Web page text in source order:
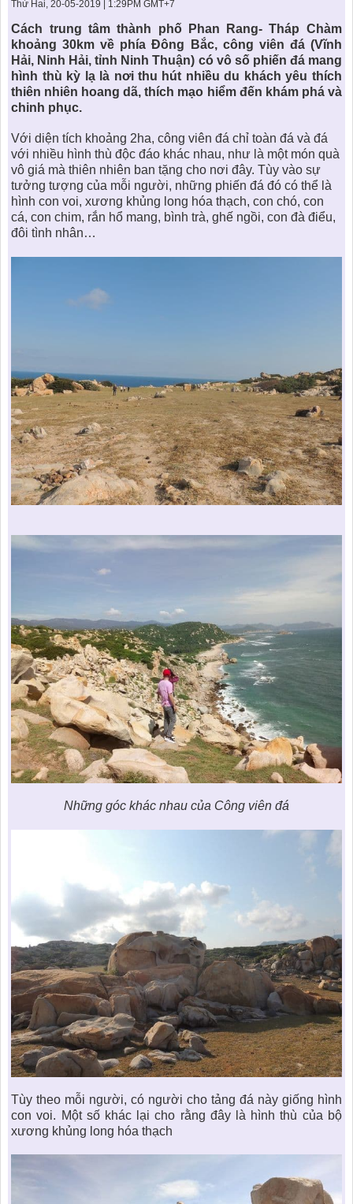
THÀNH ĐÔNG VỚI XÃ HÔI
BẮC
THƯ VIỆN PHÁP LUẬT
LIÊN HỆ & GIẢI ĐÁP
KIẾN TRÚC & PHONG THUỶ
TIN TỨC CÔNG TY
TIN TỨC TỔNG HỢP
Thứ Hai, 20-05-2019 | 1:29PM GMT+7
Cách trung tâm thành phố Phan Rang- Tháp Chàm
khoảng 30km về phía Đông Bắc, công viên đá (Vĩnh
Hải, Ninh Hải, tỉnh Ninh Thuận) có vô số phiến đá mang
hình thù kỳ lạ là nơi thu hút nhiều du khách yêu thích
thiên nhiên hoang dã, thích mạo hiểm đến khám phá và
chinh phục.
Với diện tích khoảng 2ha, công viên đá chỉ toàn đá và đá
với nhiều hình thù độc đáo khác nhau, như là một món quà
vô giá mà thiên nhiên ban tặng cho nơi đây. Tùy vào sự
tưởng tượng của mỗi người, những phiến đá đó có thể là
hình con voi, xương khủng long hóa thạch, con chó, con
cá, con chim, rắn hổ mang, bình trà, ghế ngồi, con đà điểu,
đôi tình nhân…
Những góc khác nhau của Công viên đá
Tùy theo mỗi người, có người cho tảng đá này giống hình
con voi. Một số khác lại cho rằng đây là hình thù của bộ
xương khủng long hóa thạch